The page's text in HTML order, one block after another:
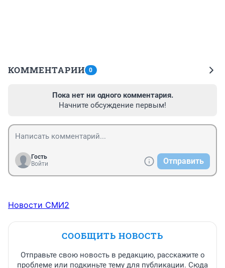
КОММЕНТАРИИ 0
Пока нет ни одного комментария.
Начните обсуждение первым!
Гость
Войти
Отправить
Новости СМИ2
СООБЩИТЬ НОВОСТЬ
Отправьте свою новость в редакцию, расскажите о
проблеме или подкиньте тему для публикации. Сюда